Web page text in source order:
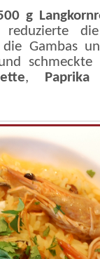
g
reduzierte
Gambas
, Paprika